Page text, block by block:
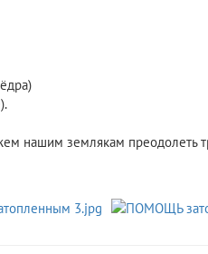
нашим землякам преодолеть